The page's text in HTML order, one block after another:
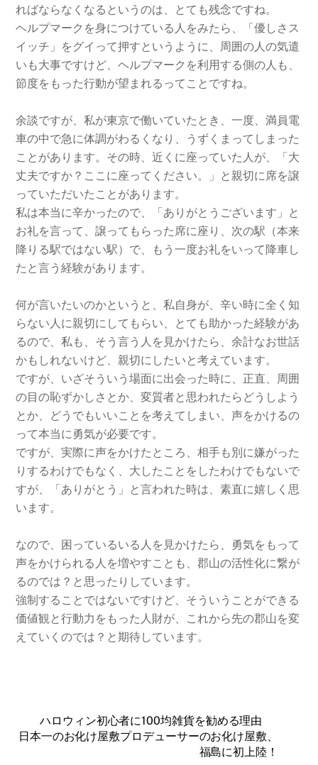
ればならなくなるというのは、とても残念ですね。
ヘルプマークを身につけている人をみたら、「優しさス
イッチ」をグイって押すというように、周囲の人の気遣
いも大事ですけど、ヘルプマークを利用する側の人も、
節度をもった行動が望まれるってことですね。
余談ですが、私が東京で働いていたとき、一度、満員電
車の中で急に体調がわるくなり、うずくまってしまった
ことがあります。その時、近くに座っていた人が、「大
丈夫ですか？ここに座ってください。」と親切に席を譲
っていただいたことがあります。
私は本当に辛かったので、「ありがとうございます」と
お礼を言って、譲ってもらった席に座り、次の駅（本来
降りる駅ではない駅）で、もう一度お礼をいって降車し
たと言う経験があります。
何が言いたいのかというと、私自身が、辛い時に全く知
らない人に親切にしてもらい、とても助かった経験があ
るので、私も、そう言う人を見かけたら、余計なお世話
かもしれないけど、親切にしたいと考えています。
ですが、いざそういう場面に出会った時に、正直、周囲
の目の恥ずかしさとか、変質者と思われたらどうしよう
とか、どうでもいいことを考えてしまい、声をかけるの
って本当に勇気が必要です。
ですが、実際に声をかけたところ、相手も別に嫌がった
りするわけでもなく、大したことをしたわけでもないで
すが、「ありがとう」と言われた時は、素直に嬉しく思
います。
なので、困っているいる人を見かけたら、勇気をもって
声をかけられる人を増やすことも、郡山の活性化に繋が
るのでは？と思ったりしています。
強制することではないですけど、そういうことができる
価値観と行動力をもった人財が、これから先の郡山を変
えていくのでは？と期待しています。
ハロウィン初心者に100均雑貨を勧める理由
日本一のお化け屋敷プロデューサーのお化け屋敷、
福島に初上陸！